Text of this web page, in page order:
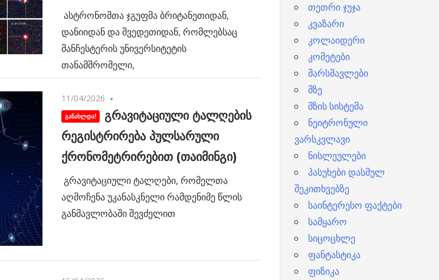
ასტრონომთა ჯგუფმა ბრიტანეთიდან,
დანიიდან და შვედეთიდან, რომლებსაც
მანჩესტერის უნივერსიტეტის
თანამშრომელი,
11/04/2026
გრავიტაციული ტალღების
რეგისტრირება პულსარული
ქრონომეტრირებით (თაიმინგი)
გრავიტაციული ტალღები, რომელთა
აღმოჩენა უკანასკნელი რამდენიმე წლის
განმავლობაში შევძელით
თეთრი ჯუჯა
კვაზარი
კოლაიდერი
კომეტები
მარსმავლები
მზე
მზის სისტემა
ნეიტრონული
ვარსკვლავი
ნისლეულები
პასუხები დასმულ
შეკითხვებზე
საინტერესო ფაქტები
სამყარო
სიცოცხლე
ფანტასტიკა
ფიზიკა